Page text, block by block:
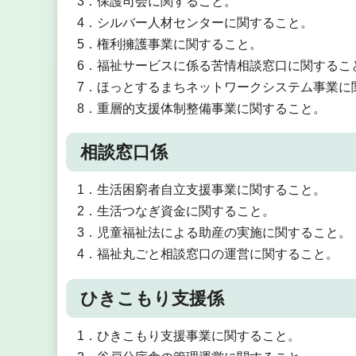
4．シルバー人材センターに関すること。
5．権利擁護事業に関すること。
6．福祉サービスに係る苦情相談窓口に関するこ
7．ほっとするまちネットワークシステム事業に
8．重層的支援体制整備事業に関すること。
相談窓口係
1．生活困窮者自立支援事業に関すること。
2．生活つなぎ資金に関すること。
3．児童福祉法による助産の実施に関すること。
4．福祉丸ごと相談窓口の運営に関すること。
ひきこもり支援係
1．ひきこもり支援事業に関すること。